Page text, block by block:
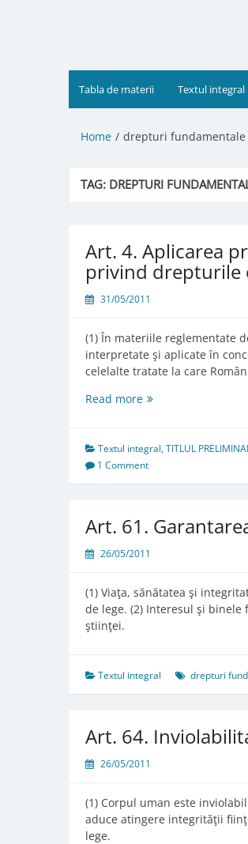
Tabla de materii Textul integral
Home drepturi fundamentale
TAG: DREPTURI
Art. 4. Aplicarea
privind drepturile
31/05/2011
(1) În materiile reglementate
interpretate şi aplicate în
celelalte tratate la care
Read moreArt.
prioritară
a
tratatelor
drepturile
omului
Textul integral,TITLUL
1 Comment
Art. 61.
26/05/2011
(1) Viaţa, sănătatea şi
de lege. (2) Interesul şi
ştiinţei.
Textul integral drepturi
Art. 64.
26/05/2011
(1) Corpul uman este
aduce atingere integrităţii
lege.